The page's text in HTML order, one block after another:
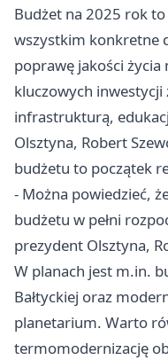
Budżet na 2025 rok
wszystkim konkretne
poprawę jakości
kluczowych inwestycji
infrastrukturą,
Olsztyna, Robert
budżetu to początek
- Można powiedzieć,
budżetu w pełni
prezydent Olsztyna,
W planach jest m.in.
Bałtyckiej oraz
planetarium. Warto
termomodernizację